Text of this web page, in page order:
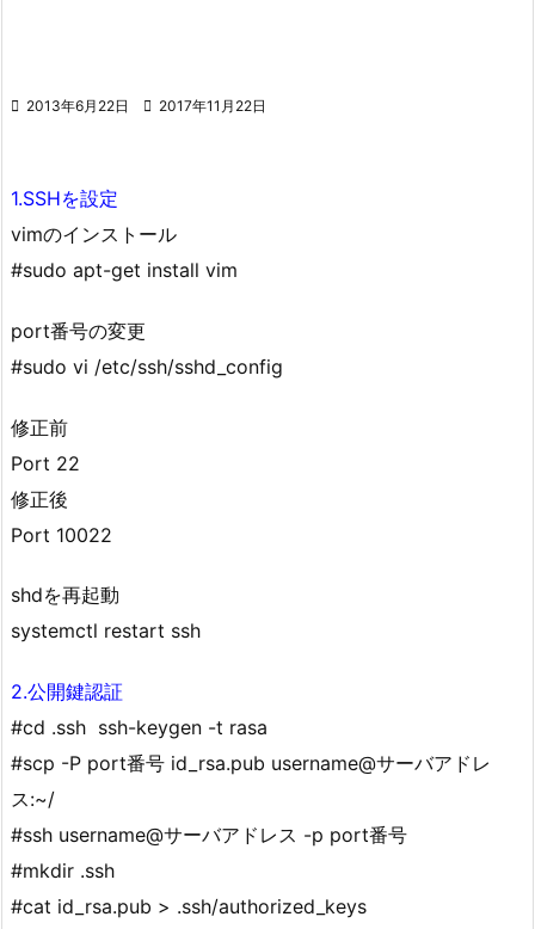
 2013年6月22日  2017年11月22日
1.SSHを設定
vimのインストール
#sudo apt-get install vim
port番号の変更
#sudo vi /etc/ssh/sshd_config
修正前
Port 22
修正後
Port 10022
shdを再起動
systemctl restart ssh
2.公開鍵認証
#cd .ssh ssh-keygen -t rasa
#scp -P port番号 id_rsa.pub username@サーバアドレ
ス:~/
#ssh username@サーバアドレス -p port番号
#mkdir .ssh
#cat id_rsa.pub > .ssh/authorized_keys